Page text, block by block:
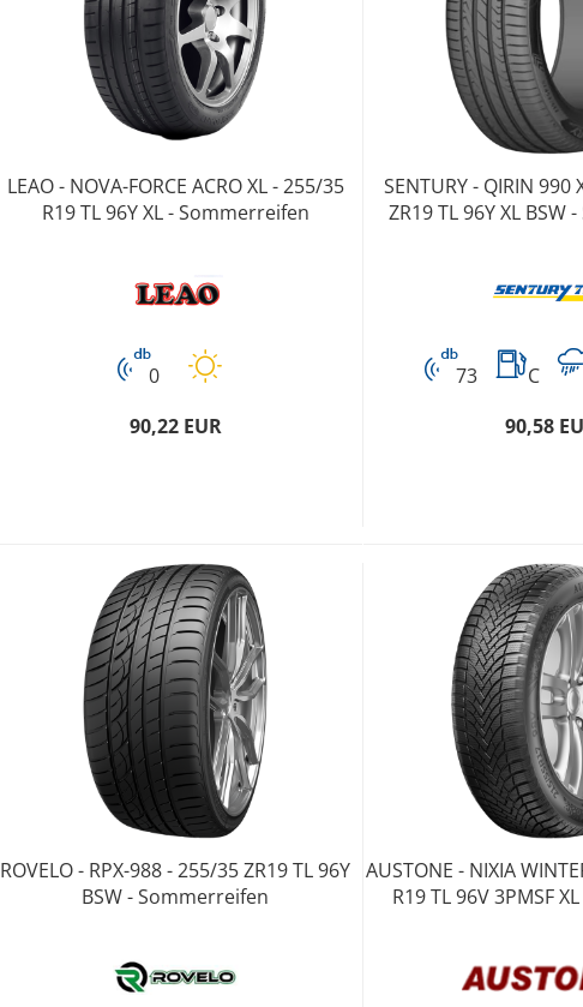
LEAO - NOVA-FORCE ACRO XL - 255/35
R19 TL 96Y XL - Sommerreifen
0
90,22 EUR
SENTURY - QIRIN 990
ZR19 TL 96Y XL
73 C
90,58
ROVELO - RPX-988 - 255/35 ZR19 TL 96Y
BSW - Sommerreifen
AUSTONE - NIXIA
R19 TL 96V 3PMSF